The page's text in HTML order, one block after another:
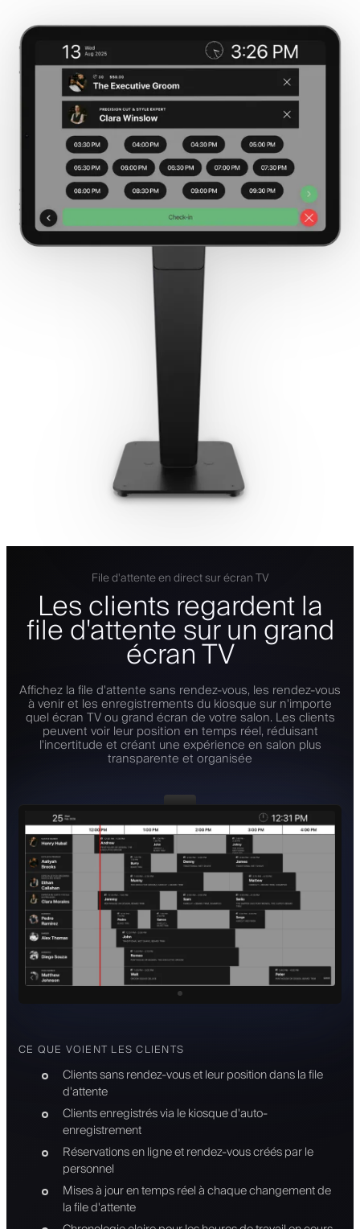
File d'attente en direct sur écran TV
Les clients regardent la
file d'attente sur un grand
écran TV
Affichez la file d'attente sans rendez-vous, les rendez-vous
à venir et les enregistrements du kiosque sur n'importe
quel écran TV ou grand écran de votre salon. Les clients
peuvent voir leur position en temps réel, réduisant
l'incertitude et créant une expérience en salon plus
transparente et organisée
CE QUE VOIENT LES CLIENTS
Clients sans rendez-vous et leur position dans la file
d'attente
Clients enregistrés via le kiosque d'auto-
enregistrement
Réservations en ligne et rendez-vous créés par le
personnel
Mises à jour en temps réel à chaque changement de
la file d'attente